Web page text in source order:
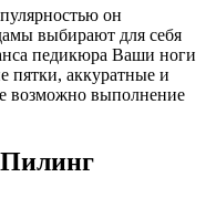
он
выбирают для себя
педикюра Ваши ноги
пятки, аккуратные и
возможно выполнение